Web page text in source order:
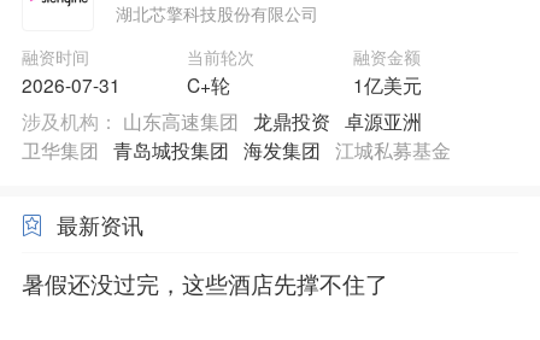
湖北芯擎科技股份有限公司
融资时间
2026-07-31
当前轮次
C+轮
融资金额
1亿美元
涉及机构： 山东高速集团 龙鼎投资 卓源亚洲
卫华集团
青岛城投集团 海发集团 江城私募基金
最新资讯
暑假还没过完，这些酒店先撑不住了